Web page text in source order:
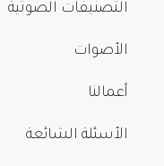
التصنيفات الصوتية
الأصوات
أعمالنا
الأسئلة الشائعة